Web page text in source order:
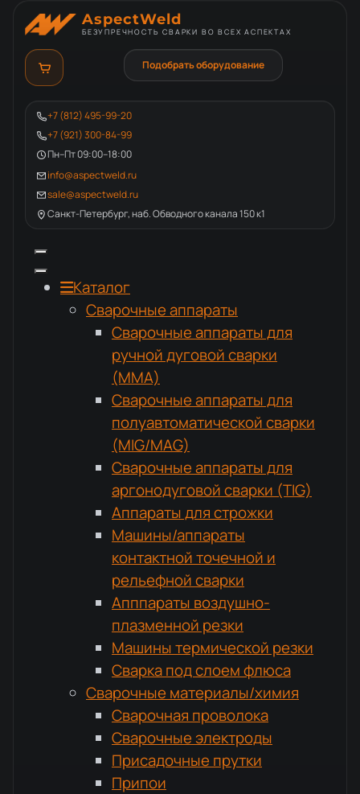
AspectWeld
БЕЗУПРЕЧНОСТЬ СВАРКИ ВО ВСЕХ АСПЕКТАХ
+7 (812) 495-99-20
+7 (921) 300-84-99
Пн–Пт 09:00–18:00
info@aspectweld.ru
sale@aspectweld.ru
Санкт-Петербург, наб. Обводного канала 150 к1
Подобрать оборудование
Каталог
Сварочные аппараты
Сварочные аппараты для
ручной дуговой сварки
(MMA)
Сварочные аппараты для
полуавтоматической сварки
(MIG/MAG)
Сварочные аппараты для
аргонодуговой сварки (TIG)
Аппараты для строжки
Машины/аппараты
контактной точечной и
рельефной сварки
Апппараты воздушно-
плазменной резки
Машины термической резки
Сварка под слоем флюса
Сварочные материалы/химия
Сварочная проволока
Сварочные электроды
Присадочные прутки
Припои